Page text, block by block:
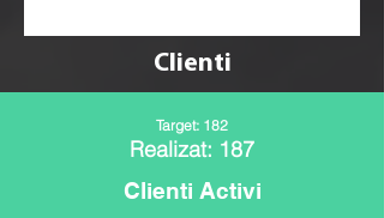
Clienti
Target: 182
Realizat: 187
Clienti Activi